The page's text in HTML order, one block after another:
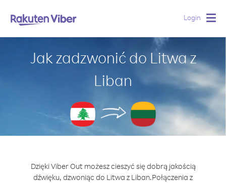
Login
Jak zadzwonić do Litwa z
Liban
Dzięki Viber Out możesz cieszyć się dobrą jakością
dźwięku, dzwoniąc do Litwa z Liban.Połączenia z